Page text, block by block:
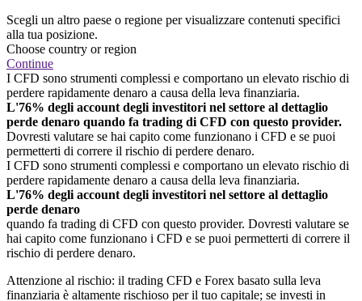
Scegli un altro paese o regione per visualizzare contenuti specifici
alla tua posizione.
Choose country or region
Continue
I CFD sono strumenti complessi e comportano un elevato rischio di
perdere rapidamente denaro a causa della leva finanziaria.
L'76% degli account degli investitori nel settore al dettaglio
perde denaro quando fa trading di CFD con questo provider.
Dovresti valutare se hai capito come funzionano i CFD e se puoi
permetterti di correre il rischio di perdere denaro.
I CFD sono strumenti complessi e comportano un elevato rischio di
perdere rapidamente denaro a causa della leva finanziaria.
L'76% degli account degli investitori nel settore al dettaglio
perde denaro
quando fa trading di CFD con questo provider. Dovresti valutare se
hai capito come funzionano i CFD e se puoi permetterti di correre il
rischio di perdere denaro.
Attenzione al rischio: il trading CFD e Forex basato sulla leva
finanziaria è altamente rischioso per il tuo capitale; se investi in